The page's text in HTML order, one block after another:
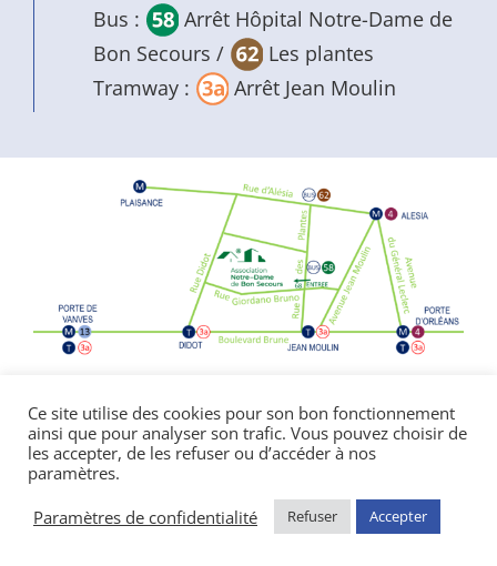
Bus :
Arrêt Hôpital Notre-Dame de
Bon Secours /
Les plantes
Tramway :
Arrêt Jean Moulin
Politique de confidentialité|Mentions
légales
© Copyright Notre Dame de Bon Secours
2026 | réalisé par l’
CDKIT
Ce site utilise des cookies pour son bon fonctionnement
ainsi que pour analyser son trafic. Vous pouvez choisir de
les accepter, de les refuser ou d’accéder à nos
paramètres.
Paramètres de confidentialité
Refuser Accepter